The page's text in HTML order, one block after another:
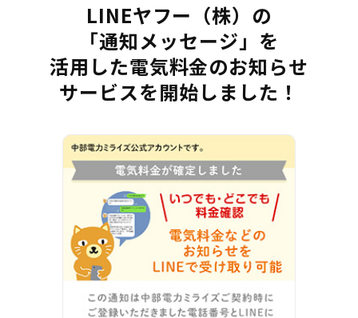
LINEヤフー（株）の
「通知メッセージ」を
活用した電気料金のお知らせ
サービスを開始しました！